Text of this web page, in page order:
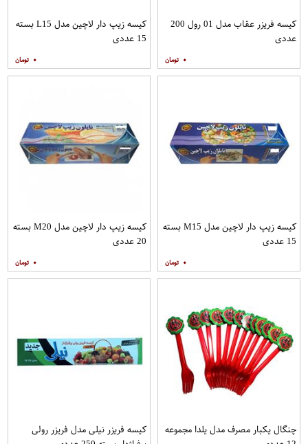
کیسه فریزر عقاب مدل 01 رول 200
عددی
۰
کیسه زیپ دار لاچین مدل L15 بسته
15 عددی
۰
کیسه زیپ دار لاچین مدل M15 بسته
15 عددی
۰
کیسه زیپ دار لاچین مدل M20 بسته
20 عددی
۰
چنگال یکبار مصرف مدل یلدا مجموعه
کیسه فریزر نیلی مدل فریزر رولی